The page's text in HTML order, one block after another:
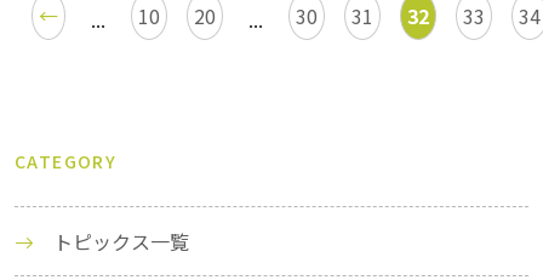
← ... 10 20 ... 30 31 32 33 34
CATEGORY
トピックス一覧